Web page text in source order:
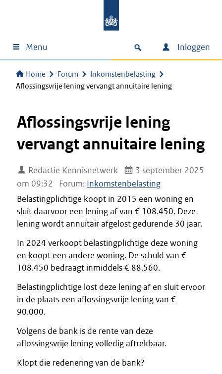
Menu Inloggen
Home Forum
Inkomstenbelasting
Aflossingsvrije lening vervangt annuitaire lening
Aflossingsvrije lening
vervangt annuitaire lening
Redactie Kennisnetwerk
3 september 2025
om 09:32
Forum: Inkomstenbelasting
Belastingplichtige koopt in 2015 een woning en
sluit daarvoor een lening af van € 108.450. Deze
lening wordt annuïtair afgelost gedurende 30 jaar.
In 2024 verkoopt belastingplichtige deze woning
en koopt een andere woning. De schuld van €
108.450 bedraagt inmiddels € 88.560.
Belastingplichtige lost deze lening af en sluit ervoor
in de plaats een aflossingsvrije lening van €
90.000.
Volgens de bank is de rente van deze
aflossingsvrije lening volledig aftrekbaar.
Klopt die redenering van de bank?